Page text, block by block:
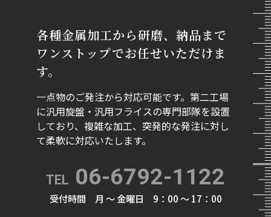
各種金属加工から研磨、納品まで
ワンストップでお任せいただけま
す。
一点物のご発注から対応可能です。第二工場
に汎用旋盤・汎用フライスの専門部隊を設置
しており、 複雑な加工、突発的な発注に対し
て柔軟に対応いたします。
TEL 06-6792-1122
受付時間 月 ～ 金曜日 9：00 ～ 17：00